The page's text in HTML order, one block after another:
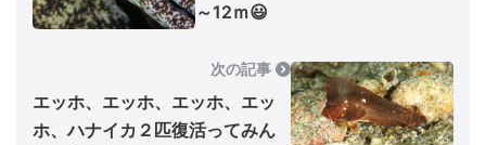
～12ｍ😃
次の記事
エッホ、エッホ、エッホ、エッ
ホ、ハナイカ２匹復活ってみん